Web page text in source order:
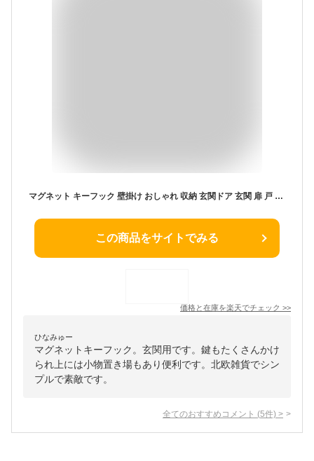
マグネット キーフック 壁掛け おしゃれ 収納 玄関ドア 玄関 扉 戸 北欧 鍵 かぎ 小物入れ 印鑑 ハンコ シンプル ホワイト ブラック 北欧雑貨 キーホルダー オフィス 山崎実業 2754 2755【ポイント5倍 送料無料】［ マグネットキーフック＆トレイ スマート ］ 公式
この商品をサイトでみる
価格と在庫を楽天でチェック >>
ひなみゅー
マグネットキーフック。玄関用です。鍵もたくさんかけ
られ上には小物置き場もあり便利です。北欧雑貨でシン
プルで素敵です。
全てのおすすめコメント (5件) >